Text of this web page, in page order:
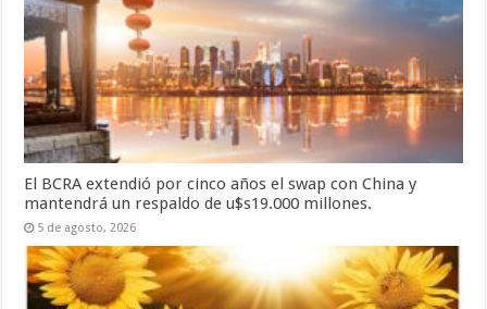
El BCRA extendió por cinco años el swap con China y
mantendrá un respaldo de u$s19.000 millones.
5 de agosto, 2026